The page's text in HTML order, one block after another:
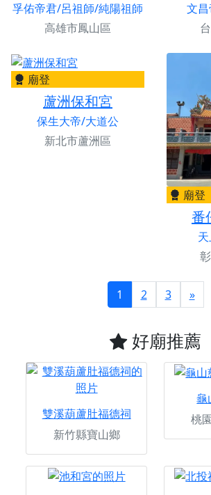
孚佑帝君/呂祖師/純陽祖師
高雄市鳳山區
文
廟登
蘆洲保和宮
保生大帝/大道公
新北市蘆洲區
廟登
番
1 2 3 »
好廟推薦
雙溪葫蘆肚福德祠
新竹縣寶山鄉
龜
桃